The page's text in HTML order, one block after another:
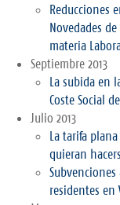
Reducciones
Novedades
materia
Septiembre 2013
La subida en
Coste Social
Julio 2013
La tarifa
quieran
residentes en